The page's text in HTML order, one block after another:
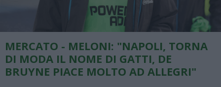
MERCATO - MELONI: "NAPOLI, TORNA
DI MODA IL NOME DI GATTI, DE
BRUYNE PIACE MOLTO AD ALLEGRI"